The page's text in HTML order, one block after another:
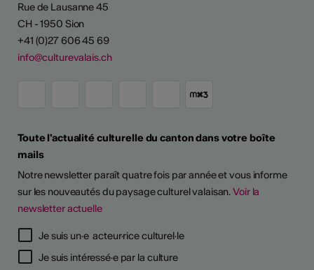
Rue de Lausanne 45
CH - 1950 Sion
+41 (0)27 606 45 69
info@culturevalais.ch
Toute l'actualité culturelle du canton dans votre boîte
mails
Notre newsletter paraît quatre fois par année et vous informe
sur les nouveautés du paysage culturel valaisan.Voir la
newsletter actuelle
Je suis un·e acteur·rice culturel·le
Je suis intéressé·e par la culture